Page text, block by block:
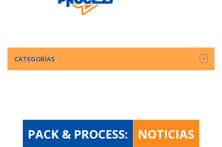
CATEGORÍAS
PACK & PROCESS: NOTICIAS